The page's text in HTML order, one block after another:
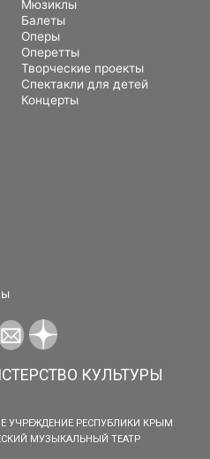
Мюзиклы
Балеты
Оперы
Оперетты
Творческие проекты
Спектакли для детей
Концерты
КУЛЬТУРЫ
УЧРЕЖДЕНИЕ РЕСПУБЛИКИ КРЫМ
МУЗЫКАЛЬНЫЙ ТЕАТР